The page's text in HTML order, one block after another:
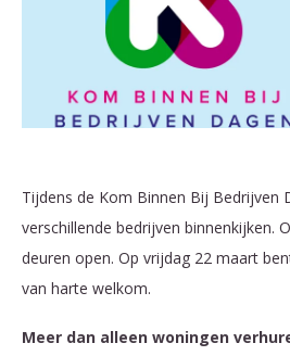
Tijdens de Kom Binnen Bij Bedrijven
verschillende bedrijven binnenkijken.
deuren open. Op vrijdag 22 maart
van harte welkom.
Meer dan alleen woningen